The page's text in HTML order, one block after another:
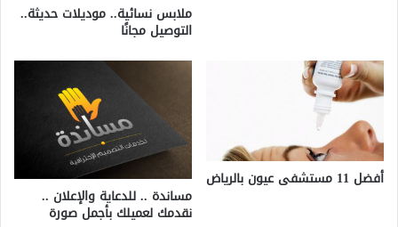
ملابس نسائية.. موديلات حديثة..
التوصيل مجانًا
أفضل 11 مستشفى عيون بالرياض
مساندة .. للدعاية والإعلان ..
نقدمك لعميلك بأجمل صورة